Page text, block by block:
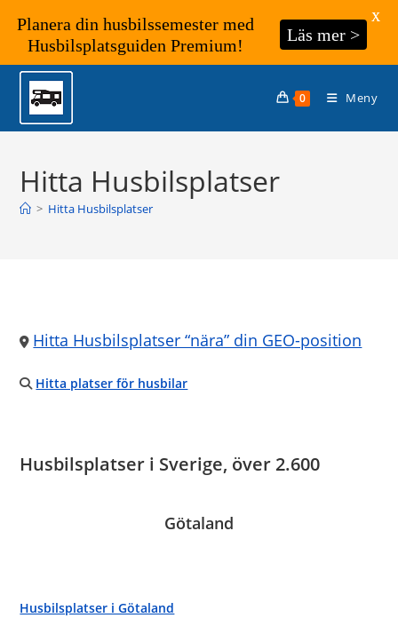
Hoppa
innehållet
0 Meny
Hitta Husbilsplatser
> Hitta Husbilsplatser
Hitta Husbilsplatser “nära” din GEO-position
Hitta platser för husbilar
Husbilsplatser i Sverige, över 2.600
Götaland
Husbilsplatser i Götaland
Planera din husbilssemester med
Husbilsplatsguiden Premium!
Läs mer >
X